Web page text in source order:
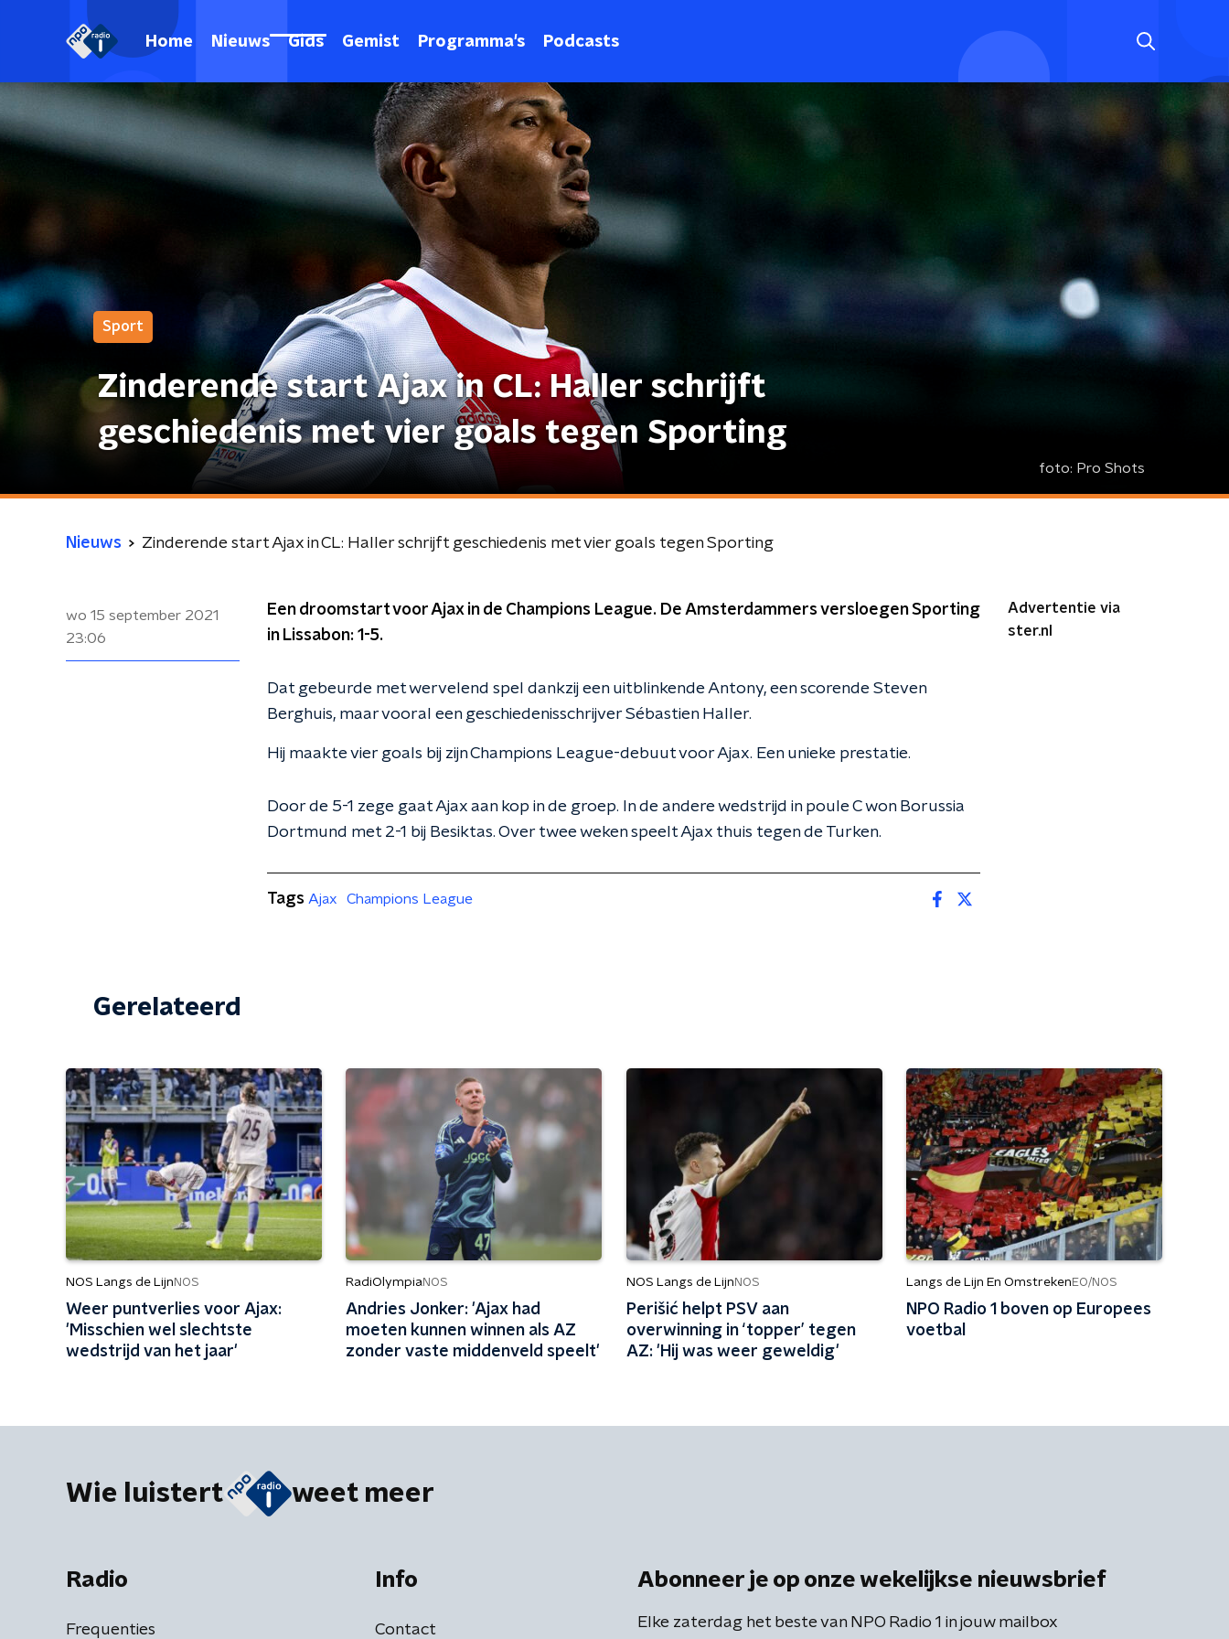
Home Nieuws Gids Gemist Programma's Podcasts
Sport
Zinderende start Ajax in CL: Haller schrijft
geschiedenis met vier goals tegen Sporting
foto: Pro Shots
Nieuws Zinderende start Ajax in CL: Haller schrijft geschiedenis met vier goals tegen Sporting
wo 15 september 2021
23:06
Een droomstart voor Ajax in de Champions League. De Amsterdammers versloegen Sporting
in Lissabon: 1-5.
Dat gebeurde met wervelend spel dankzij een uitblinkende Antony, een scorende Steven
Berghuis, maar vooral een geschiedenisschrijver Sébastien Haller.
Hij maakte vier goals bij zijn Champions League-debuut voor Ajax. Een unieke prestatie.
Door de 5-1 zege gaat Ajax aan kop in de groep. In de andere wedstrijd in poule C won Borussia
Dortmund met 2-1 bij Besiktas. Over twee weken speelt Ajax thuis tegen de Turken.
Advertentie via
ster.nl
Tags Ajax Champions League
Gerelateerd
NOS Langs de Lijn NOS
Weer puntverlies voor Ajax:
'Misschien wel slechtste
wedstrijd van het jaar'
RadiOlympiaNOS
Andries Jonker: 'Ajax had
moeten kunnen winnen als AZ
zonder vaste middenveld speelt'
NOS Langs de Lijn NOS
Perišić helpt PSV aan
overwinning in ‘topper’ tegen
AZ: 'Hij was weer geweldig'
Langs de Lijn En Omstreken EO/NOS
NPO Radio 1 boven op Europees
voetbal
Wie luistert weet meer
Radio
Frequenties
Info
Contact
Abonneer je op onze wekelijkse nieuwsbrief
Elke zaterdag het beste van NPO Radio 1 in jouw mailbox